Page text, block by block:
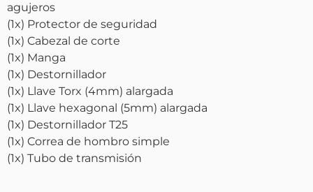
agujeros
(1x) Protector de seguridad
(1x) Cabezal de corte
(1x) Manga
(1x) Destornillador
(1x) Llave Torx (4mm) alargada
(1x) Llave hexagonal (5mm) alargada
(1x) Destornillador T25
(1x) Correa de hombro simple
(1x) Tubo de transmisión